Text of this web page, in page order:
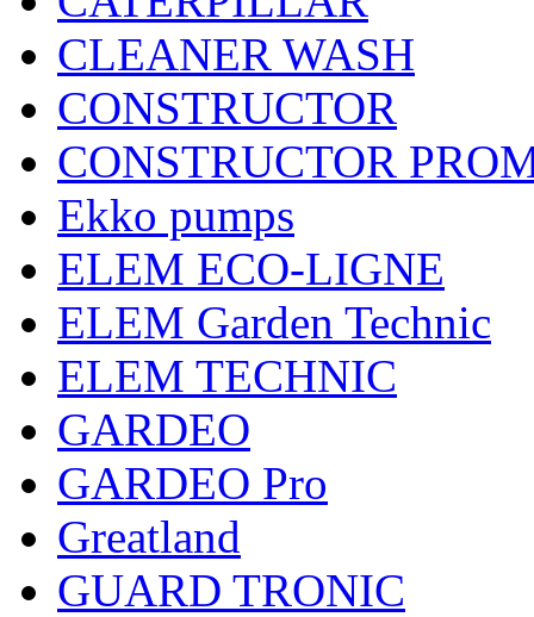
CLEANER WASH
CONSTRUCTOR
CONSTRUCTOR
Ekko pumps
ELEM ECO-LIGNE
ELEM Garden Technic
ELEM TECHNIC
GARDEO
GARDEO Pro
Greatland
GUARD TRONIC